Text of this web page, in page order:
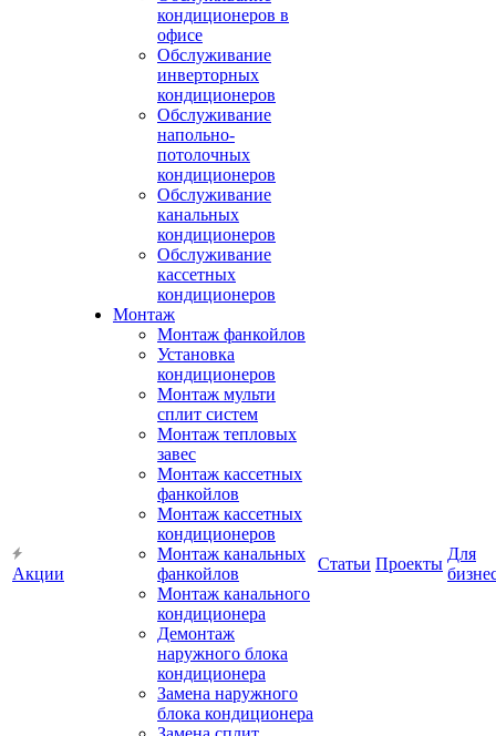
Акции
кондиционеров в
офисе
Обслуживание
инверторных
кондиционеров
Обслуживание
напольно-
потолочных
кондиционеров
Обслуживание
канальных
кондиционеров
Обслуживание
кассетных
кондиционеров
Монтаж
Монтаж фанкойлов
Установка
кондиционеров
Монтаж мульти
сплит систем
Монтаж тепловых
завес
Монтаж кассетных
фанкойлов
Монтаж кассетных
кондиционеров
Монтаж канальных
фанкойлов
Монтаж канального
кондиционера
Демонтаж
наружного блока
кондиционера
Замена наружного
блока кондиционера
Статьи Проекты
Для